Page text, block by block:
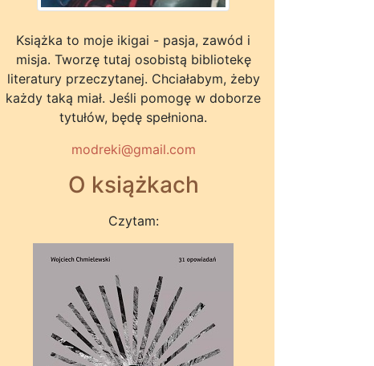
Książka to moje ikigai - pasja, zawód i
misja. Tworzę tutaj osobistą bibliotekę
literatury przeczytanej. Chciałabym, żeby
każdy taką miał. Jeśli pomogę w doborze
tytułów, będę spełniona.
modreki@gmail.com
O książkach
Czytam: